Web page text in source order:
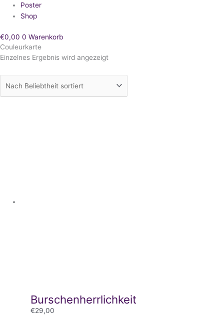
Poster
Shop
€0,00 0 Warenkorb
Couleurkarte
Einzelnes Ergebnis wird angezeigt
Burschenherrlichkeit
€29,00